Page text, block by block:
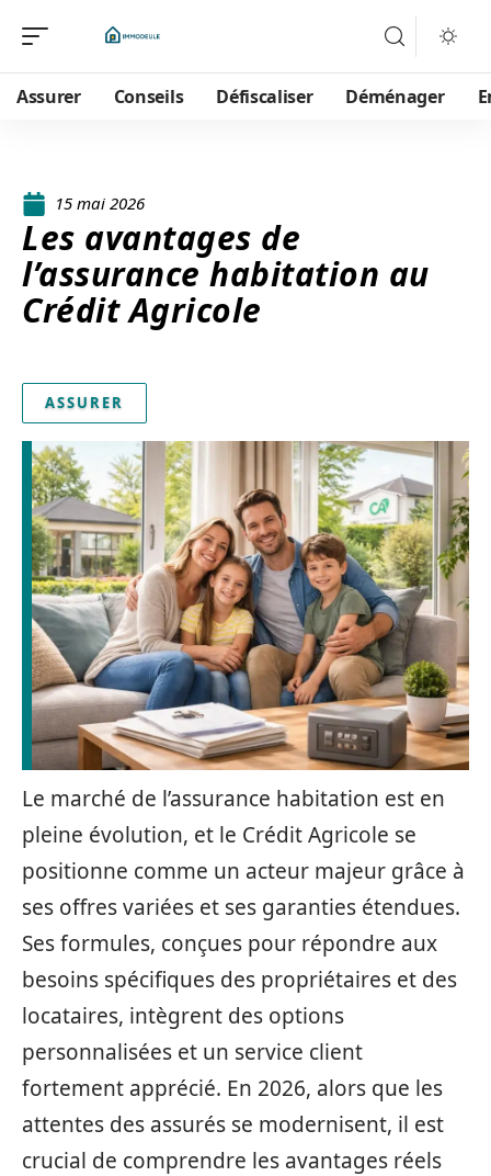
Assurer Conseils Défiscaliser Déménager
15 mai 2026
Les avantages de
l’assurance habitation au
Crédit Agricole
ASSURER
Le marché de l’assurance habitation est en
pleine évolution, et le Crédit Agricole se
positionne comme un acteur majeur grâce à
ses offres variées et ses garanties étendues.
Ses formules, conçues pour répondre aux
besoins spécifiques des propriétaires et des
locataires, intègrent des options
personnalisées et un service client
fortement apprécié. En 2026, alors que les
attentes des assurés se modernisent, il est
crucial de comprendre les avantages réels